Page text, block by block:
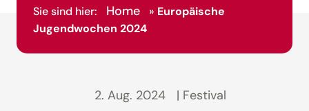
Sie sind hier: Home » Europäische
Jugendwochen 2024
2. Aug. 2024 | Festival